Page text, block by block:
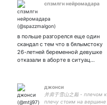
спзмлгн нейромадара
в польше разгорелся еще один
скандал с тем что в бялымстоку
26-летней беременной девушке
отказали в аборте в ситуац…
джонси
并肩于雪山之巅 - плечом к
плечу стоим на вершине